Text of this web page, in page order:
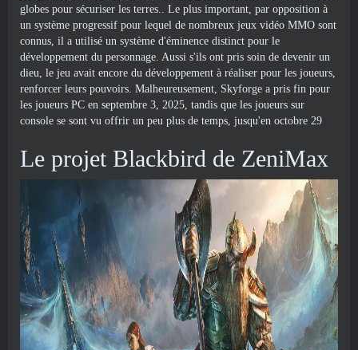
globes pour sécuriser les terres.. Le plus important, par opposition à
un système progressif pour lequel de nombreux jeux vidéo MMO sont
connus, il a utilisé un système d'éminence distinct pour le
développement du personnage. Aussi s'ils ont pris soin de devenir un
dieu, le jeu avait encore du développement à réaliser pour les joueurs,
renforcer leurs pouvoirs. Malheureusement, Skyforge a pris fin pour
les joueurs PC en septembre 3, 2025, tandis que les joueurs sur
console se sont vu offrir un peu plus de temps, jusqu'en octobre 29
Le projet Blackbird de ZeniMax